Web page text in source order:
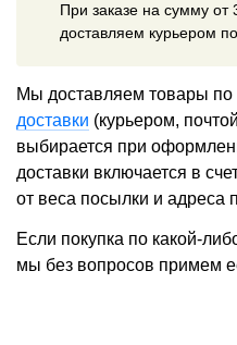
При заказе на сумму от
доставляем курьером
Мы доставляем товары по
доставки (курьером,
выбирается при
доставки включается в
от веса посылки и адреса
Если покупка по какой-
мы без вопросов примем